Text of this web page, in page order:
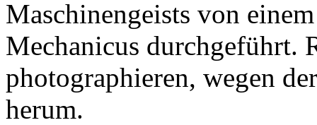
Maschinengeists von
Mechanicus durchgeführt.
photographieren, wegen
herum.